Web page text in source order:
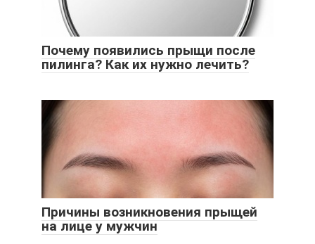
Почему появились прыщи после
пилинга? Как их нужно лечить?
Причины возникновения прыщей
на лице у мужчин